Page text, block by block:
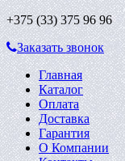
+375 (33)375 96 96
Заказать звонок
Главная
Каталог
Оплата
Доставка
Гарантия
О Компании